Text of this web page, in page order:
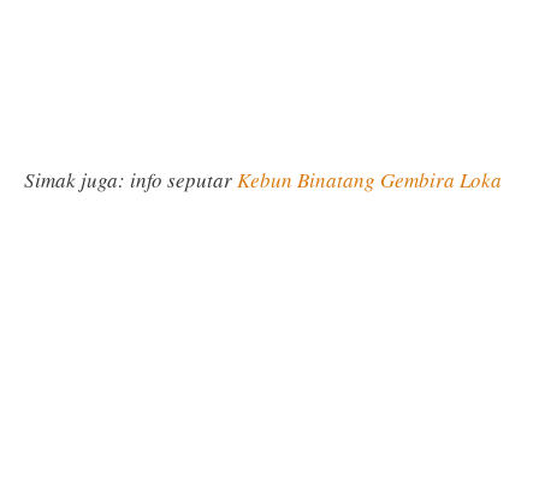
Simak juga: info seputar Kebun Binatang Gembira Loka